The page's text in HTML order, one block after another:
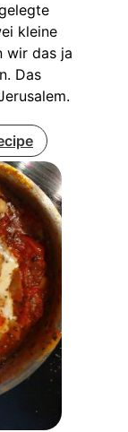
kleine
wir das ja
Das